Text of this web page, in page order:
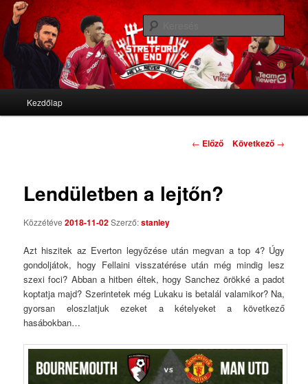
Stretford End
We'll never die
Tovább az elsődleges tartalomra
Tovább a másodlagos tartalomra
Kezdőlap
Bejegyzés navigáció
← Előző Következő →
Lendületben a lejtőn?
Közzétéve2018-11-02Szerző:stanley
Azt hiszitek az Everton legyőzése után megvan a top 4? Úgy
gondoljátok, hogy Fellaini visszatérése után még mindig lesz
szexi foci? Abban a hitben éltek, hogy Sanchez örökké a padot
koptatja majd? Szerintetek még Lukaku is betalál valamikor? Na,
gyorsan eloszlatjuk ezeket a kételyeket a következő
hasábokban…